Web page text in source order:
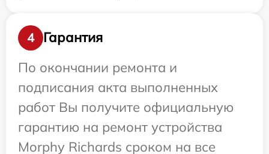
4
Гарантия
По окончании ремонта и
подписания акта выполненных
работ Вы получите официальную
гарантию на ремонт устройства
Morphy Richards сроком на все